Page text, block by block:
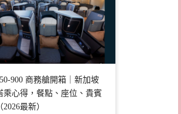
900 商務艙開箱｜新加坡
乘心得，餐點、座位、貴賓
最新）